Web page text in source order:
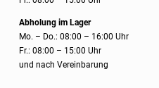
Abholung im Lager
Mo. – Do.: 08:00 – 16:00 Uhr
Fr.: 08:00 – 15:00 Uhr
und nach Vereinbarung